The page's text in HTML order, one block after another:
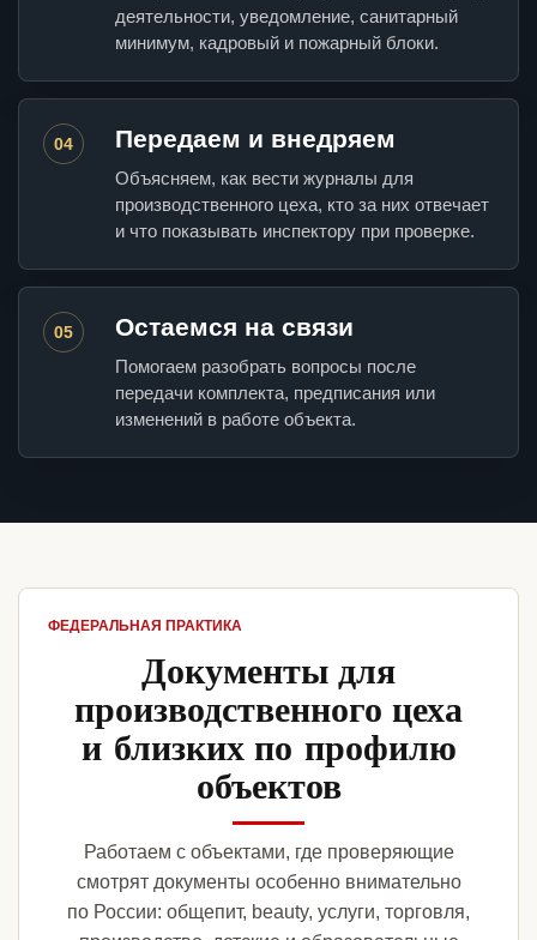
деятельности, уведомление, санитарный
минимум, кадровый и пожарный блоки.
04 Передаем и внедряем
Объясняем, как вести журналы для
производственного цеха, кто за них отвечает
и что показывать инспектору при проверке.
05 Остаемся на связи
Помогаем разобрать вопросы после
передачи комплекта, предписания или
изменений в работе объекта.
ФЕДЕРАЛЬНАЯ ПРАКТИКА
Документы для
производственного цеха
и близких по профилю
объектов
Работаем с объектами, где проверяющие
смотрят документы особенно внимательно
по России: общепит, beauty, услуги, торговля,